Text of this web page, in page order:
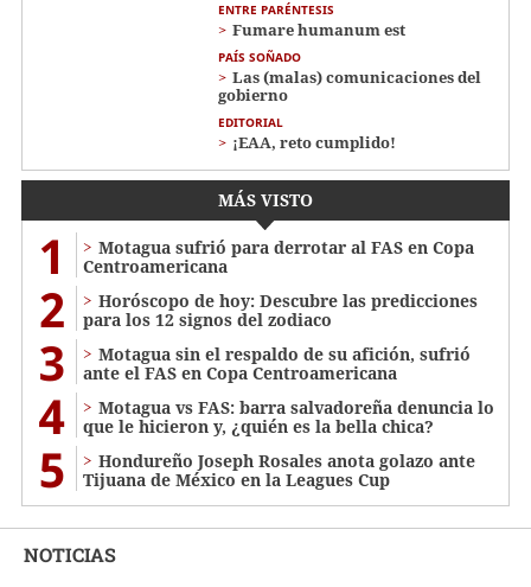
ENTRE PARÉNTESIS
Fumare humanum est
PAÍS SOÑADO
Las (malas) comunicaciones del
gobierno
EDITORIAL
¡EAA, reto cumplido!
MÁS VISTO
1
Motagua sufrió para derrotar al FAS en Copa
Centroamericana
2
Horóscopo de hoy: Descubre las predicciones
para los 12 signos del zodiaco
3
Motagua sin el respaldo de su afición, sufrió
ante el FAS en Copa Centroamericana
4
Motagua vs FAS: barra salvadoreña denuncia lo
que le hicieron y, ¿quién es la bella chica?
5
Hondureño Joseph Rosales anota golazo ante
Tijuana de México en la Leagues Cup
NOTICIAS